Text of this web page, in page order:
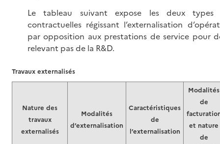
Le tableau suivant expose les deux types
contractuelles régissant l’externalisation
par opposition aux prestations de service pour
relevant pas de la R&D.
Travaux externalisés
Nature des
travaux
externalisés
Modalités
d’externalisation
Caractéristiques
de
l’externalisation
Modalités
de
et nature
de